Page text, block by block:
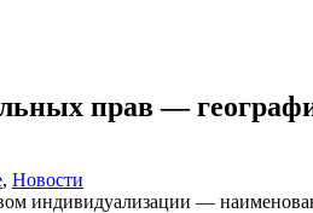
прав —
, Новости
индивидуализации —